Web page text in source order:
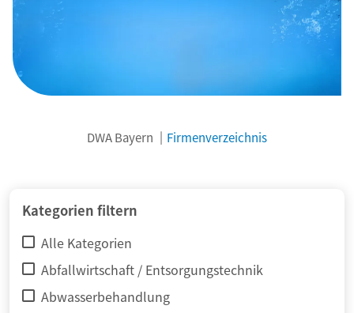
DWA Bayern Firmenverzeichnis
Kategorien filtern
Alle Kategorien
Abfallwirtschaft / Entsorgungstechnik
Abwasserbehandlung